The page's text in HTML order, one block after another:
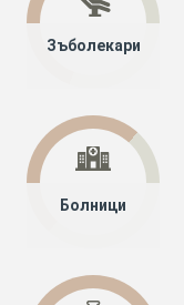
Зъболекари
Болници